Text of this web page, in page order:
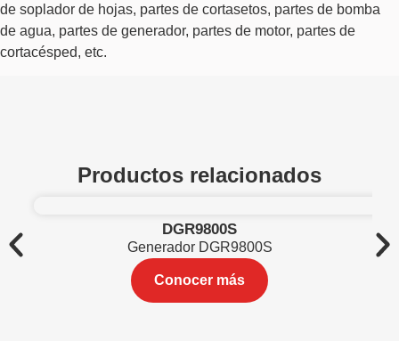
de soplador de hojas, partes de cortasetos, partes de bomba
de agua, partes de generador, partes de motor, partes de
cortacésped, etc.
Productos relacionados
DGR9800S
Generador DGR9800S
Conocer más